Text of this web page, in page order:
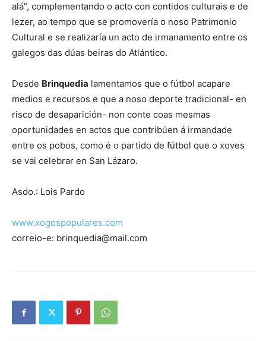
alá”, complementando o acto con contidos culturais e de
lezer, ao tempo que se promovería o noso Patrimonio
Cultural e se realizaría un acto de irmanamento entre os
galegos das dúas beiras do Atlántico.
Desde Brinquedia lamentamos que o fútbol acapare
medios e recursos e que a noso deporte tradicional- en
risco de desaparición- non conte coas mesmas
oportunidades en actos que contribúen á irmandade
entre os pobos, como é o partido de fútbol que o xoves
se vai celebrar en San Lázaro.
Asdo.: Lois Pardo
www.xogospopulares.com
correio-e: brinquedia@mail.com